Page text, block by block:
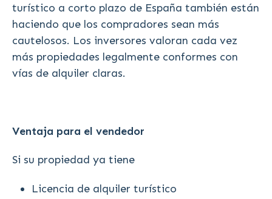
turístico a corto plazo de España también están
haciendo que los compradores sean más
cautelosos. Los inversores valoran cada vez
más propiedades legalmente conformes con
vías de alquiler claras.
Ventaja para el vendedor
Si su propiedad ya tiene
Licencia de alquiler turístico